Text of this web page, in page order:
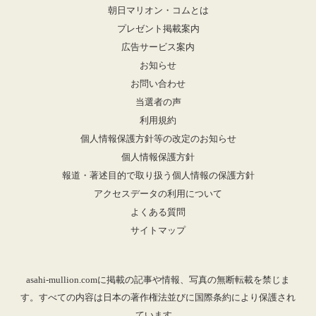
朝日マリオン・コムとは
プレゼント掲載案内
広告サービス案内
お知らせ
お問い合わせ
当選者の声
利用規約
個人情報保護方針等の改定のお知らせ
個人情報保護方針
報道・著述目的で取り扱う個人情報の保護方針
アクセスデータの利用について
よくある質問
サイトマップ
asahi-mullion.comに掲載の記事や情報、写真の無断転載を禁じま
す。すべての内容は日本の著作権法並びに国際条約により保護され